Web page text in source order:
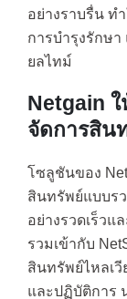
อย่างราบรื่น ท
การบำรุงรักษ
ยลไทม์
Netgain
จัดการสิน
โซลูชันของ
สินทรัพย์แบบร
อย่างรวดเร็ว
รวมเข้ากับ
สินทรัพย์ไหลเวี
และปฏิบัติการ